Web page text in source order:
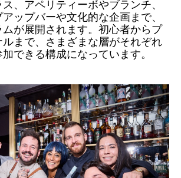
、アペリティーボやブランチ、
ップバーや文化的な企画まで、
が展開されます。初心者からプ
ルまで、さまざまな層がそれぞれ
できる構成になっています。